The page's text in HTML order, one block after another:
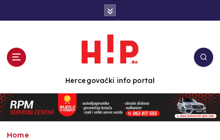
n
t
e
Hercegovački info portal
Home